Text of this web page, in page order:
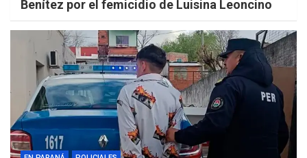
Benítez por el femicidio de Luisina Leoncino